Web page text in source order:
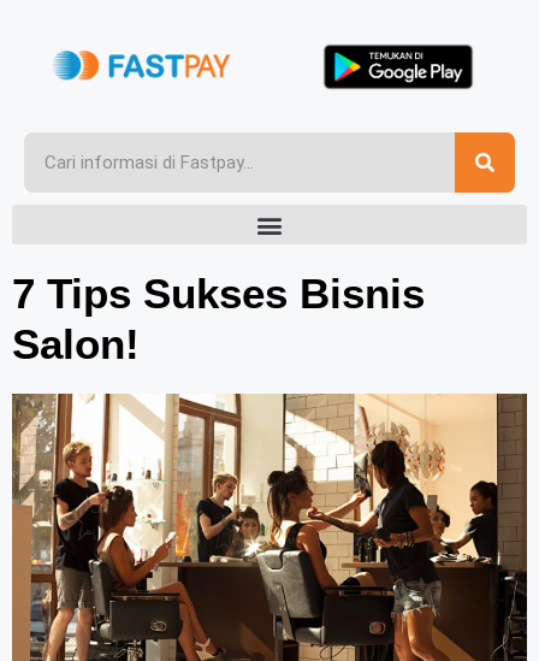
7 Tips Sukses Bisnis
Salon!